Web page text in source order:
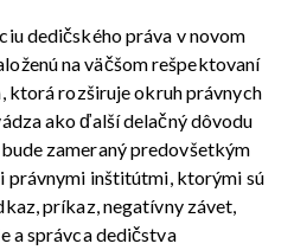
dedičského práva v novom
na väčšom rešpektovaní
ktorá rozširuje okruh právnych
ako ďalší delačný dôvodu
zameraný predovšetkým
právnymi inštitútmi, ktorými sú
príkaz, negatívny závet,
a správca dedičstva